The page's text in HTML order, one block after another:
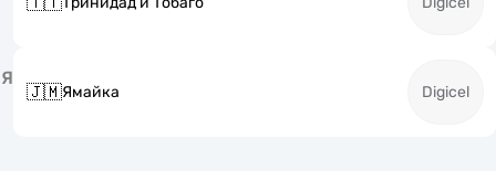
Я
🇯🇲Ямайка Digicel